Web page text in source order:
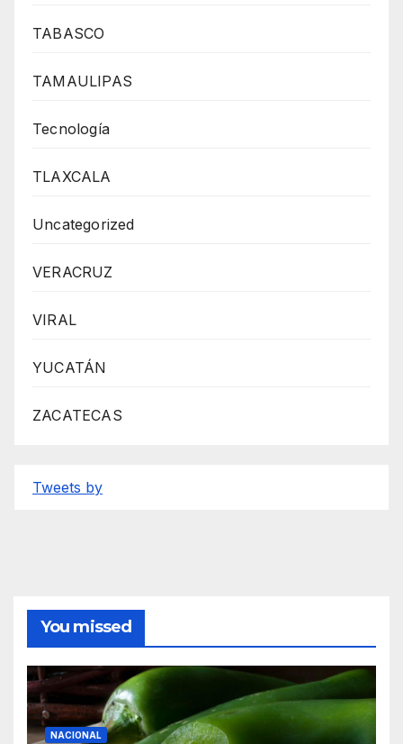
TABASCO
TAMAULIPAS
Tecnología
TLAXCALA
Uncategorized
VERACRUZ
VIRAL
YUCATÁN
ZACATECAS
Tweets by
You missed
NACIONAL